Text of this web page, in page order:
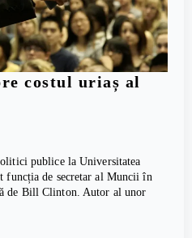
costul uriaș al
publice la Universitatea
funcția de secretar al Muncii în
de Bill Clinton. Autor al unor